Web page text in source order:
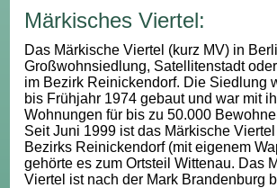
Märkisches Viertel:
Das Märkische Viertel (kurz MV) in
Großwohnsiedlung, Satellitenstadt
im Bezirk Reinickendorf. Die Siedlung
bis Frühjahr 1974 gebaut und war mit
Wohnungen für bis zu 50.000
Seit Juni 1999 ist das Märkische
Bezirks Reinickendorf (mit eigenem
gehörte es zum Ortsteil Wittenau. Das
Viertel ist nach der Mark Brandenburg